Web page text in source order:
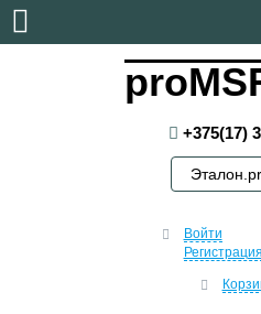
+375(17)
Войти
Регистрация